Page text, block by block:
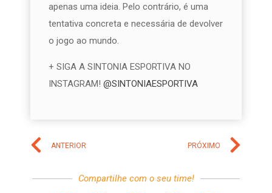
apenas uma ideia. Pelo contrário, é uma
tentativa concreta e necessária de devolver
o jogo ao mundo.
+ SIGA A SINTONIA ESPORTIVA NO
INSTAGRAM! @SINTONIAESPORTIVA
ANTERIOR PRÓXIMO
Compartilhe com o seu time!